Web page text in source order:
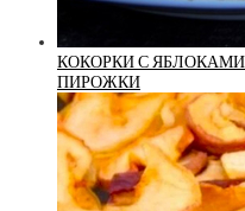
КОКОРКИ С
ПИРОЖКИ